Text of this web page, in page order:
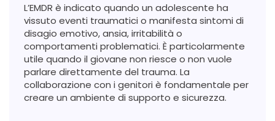
L’EMDR è indicato quando un adolescente ha
vissuto eventi traumatici o manifesta sintomi di
disagio emotivo, ansia, irritabilità o
comportamenti problematici. È particolarmente
utile quando il giovane non riesce o non vuole
parlare direttamente del trauma. La
collaborazione con i genitori è fondamentale per
creare un ambiente di supporto e sicurezza.